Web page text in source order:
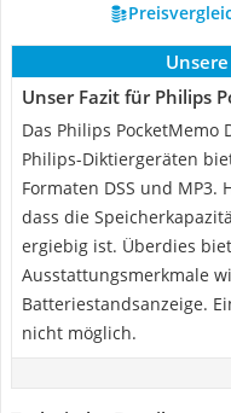
Unser Fazit für Philips
Das Philips PocketMemo
Philips-Diktiergeräten
Formaten DSS und
dass die
ergiebig ist. Überdies
Ausstattungsmerkmale
Batteriestandsanzeige.
nicht möglich.